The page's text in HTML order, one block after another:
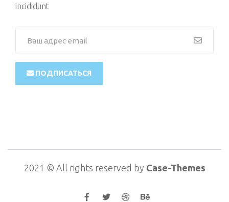
incididunt
ПОДПИСАТЬСЯ
2021 © All rights reserved by Case-Themes